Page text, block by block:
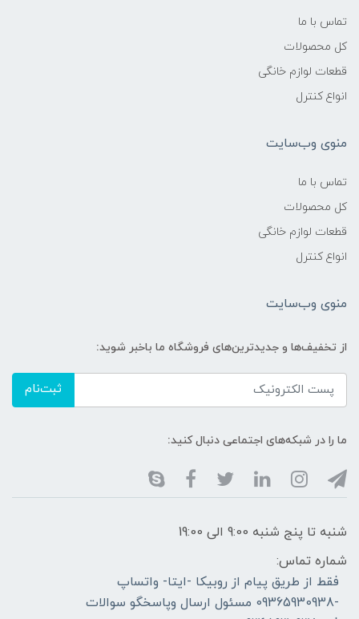
تماس با ما
کل محصولات
قطعات لوازم خانگی
انواع کنترل
منوی وب‌سایت
تماس با ما
کل محصولات
قطعات لوازم خانگی
انواع کنترل
منوی وب‌سایت
از تخفیف‌ها و جدیدترین‌های فروشگاه ما باخبر شوید:
ثبت‌نام
ما را در شبکه‌های اجتماعی دنبال کنید:
شنبه تا پنج شنبه 9:00 الی 19:00
شماره تماس:
فقط از طریق پیام از روبیکا -ایتا- واتساپ
-09365930938 مسئول ارسال وپاسخگو سوالات